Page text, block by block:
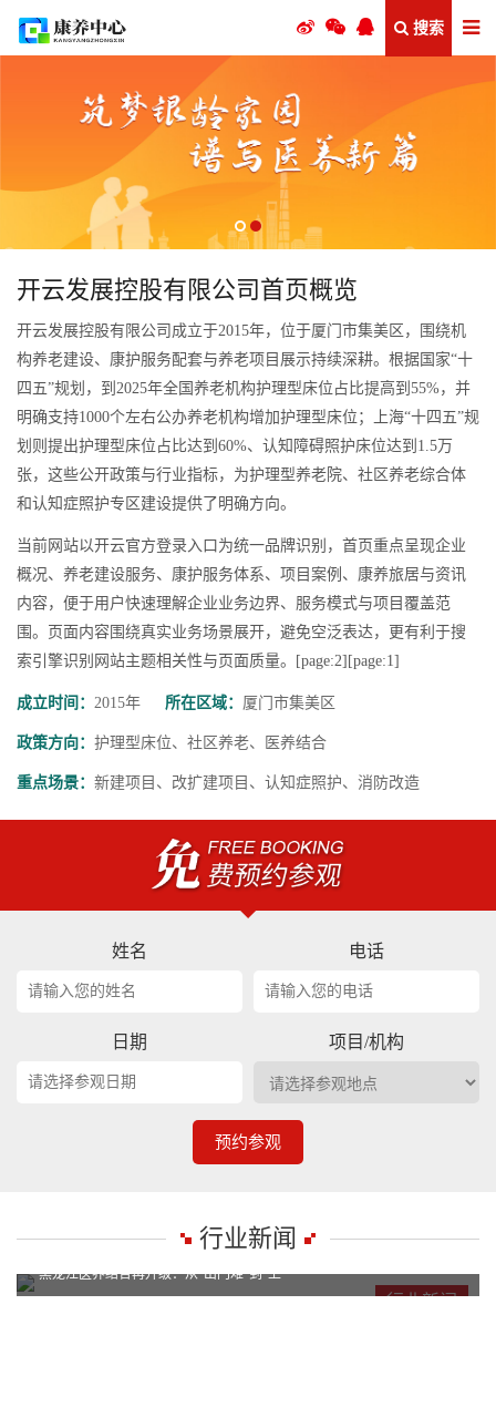
搜索
开云发展控股有限公司首页概览
开云发展控股有限公司成立于2015年，位于厦门市集美区，围绕机
构养老建设、康护服务配套与养老项目展示持续深耕。根据国家“十
四五”规划，到2025年全国养老机构护理型床位占比提高到55%，并
明确支持1000个左右公办养老机构增加护理型床位；上海“十四五”规
划则提出护理型床位占比达到60%、认知障碍照护床位达到1.5万
张，这些公开政策与行业指标，为护理型养老院、社区养老综合体
和认知症照护专区建设提供了明确方向。
当前网站以开云官方登录入口为统一品牌识别，首页重点呈现企业
概况、养老建设服务、康护服务体系、项目案例、康养旅居与资讯
内容，便于用户快速理解企业业务边界、服务模式与项目覆盖范
围。页面内容围绕真实业务场景展开，避免空泛表达，更有利于搜
索引擎识别网站主题相关性与页面质量。[page:2][page:1]
成立时间： 2015年 所在区域： 厦门市集美区
政策方向： 护理型床位、社区养老、医养结合
重点场景： 新建项目、改扩建项目、认知症照护、消防改造
姓名 电话
日期 项目/机构
预约参观
行业新闻
行业新闻
黑龙江医养结合再升级：从“出门难”到“上
黑龙江医养结合再升级：从“出门难”到“上